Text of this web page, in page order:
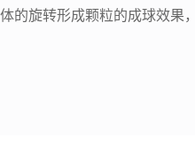
的旋转形成颗粒的成球效果